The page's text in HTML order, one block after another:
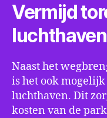
Vermijd
Naast het
is het ook
luchthaven. Dit
kosten van de